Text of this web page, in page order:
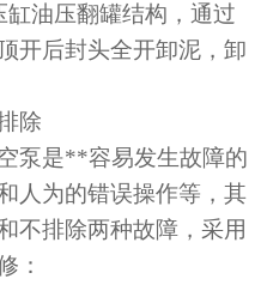
油压翻罐结构，通过
开后封头全开卸泥，卸
除
泵是**容易发生故障的
人为的错误操作等，其
不排除两种故障，采用
：